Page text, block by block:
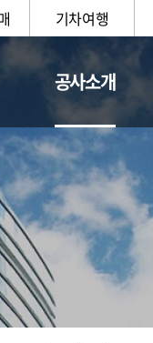
기차여행
공사소개
일반현황